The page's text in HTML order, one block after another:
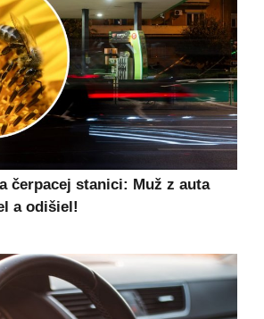
čerpacej stanici: Muž z auta
a odišiel!